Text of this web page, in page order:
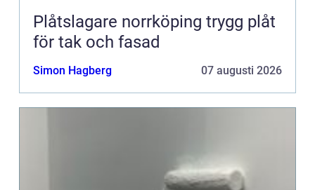
Plåtslagare norrköping trygg plåt
för tak och fasad
Simon Hagberg 07 augusti 2026